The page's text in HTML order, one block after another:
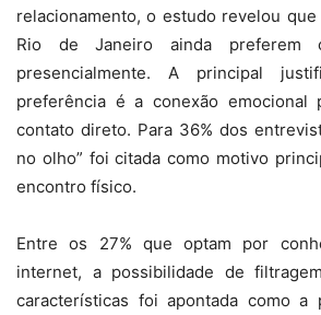
relacionamento, o estudo revelou
Rio de Janeiro ainda preferem
presencialmente. A principal
preferência é a conexão emocional
contato direto. Para 36% dos
no olho” foi citada como motivo
encontro físico.
Entre os 27% que optam por
internet, a possibilidade de
características foi apontada como a